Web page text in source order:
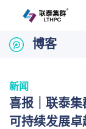
博客
新闻
喜报｜联泰集
可持续发展